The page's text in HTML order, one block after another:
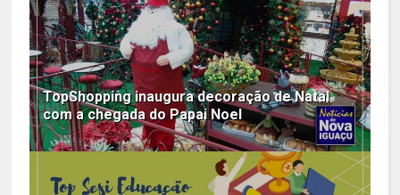
TopShopping inaugura decoração de Natal
com a chegada do Papai Noel